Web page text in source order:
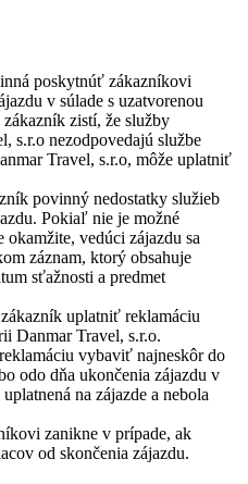
poskytnúť zákazníkovi
v súlade s uzatvorenou
zistí, že služby
s.r.o nezodpovedajú službe
Travel, s.r.o, môže uplatniť
povinný nedostatky služieb
Pokiaľ nie je možné
vedúci zájazdu sa
záznam, ktorý obsahuje
sťažnosti a predmet
uplatniť reklamáciu
Danmar Travel, s.r.o.
vybaviť najneskôr do
odo dňa ukončenia zájazdu v
na zájazde a nebola
zanikne v prípade, ak
od skončenia zájazdu.